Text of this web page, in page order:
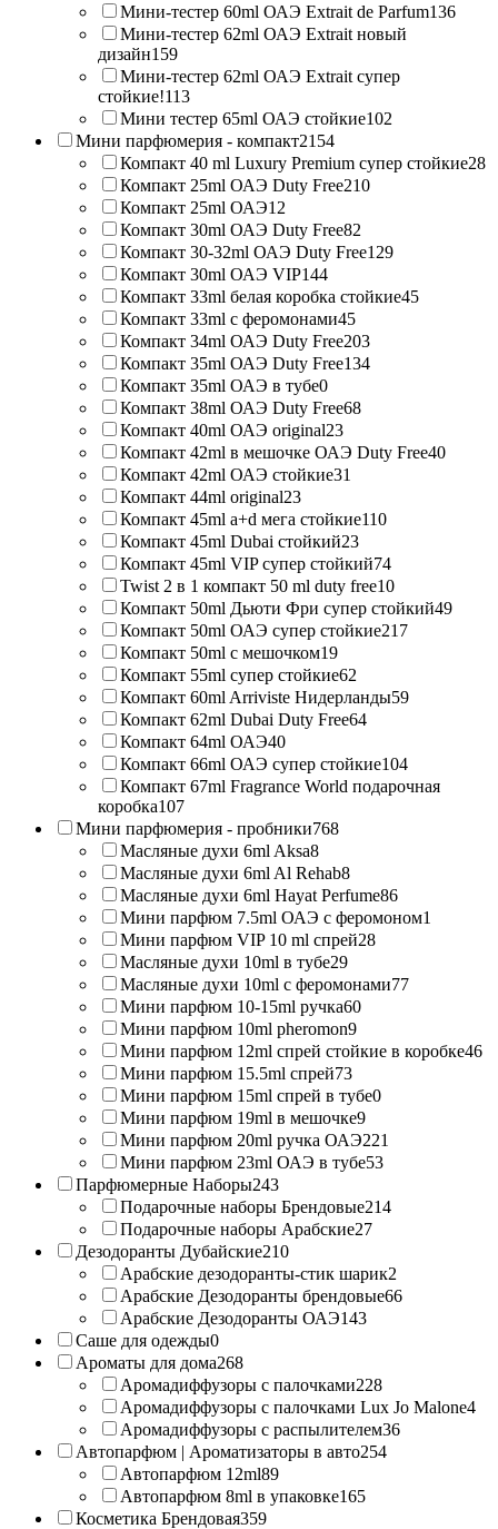
Мини-тестер 60ml ОАЭ Extrait de Parfum136
Мини-тестер 62ml ОАЭ Extrait новый
дизайн159
Мини-тестер 62ml ОАЭ Extrait супер
стойкие!113
Мини тестер 65ml ОАЭ стойкие102
Мини парфюмерия - компакт2154
Компакт 40 ml Luxury Premium супер стойкие28
Компакт 25ml ОАЭ Duty Free210
Компакт 25ml ОАЭ12
Компакт 30ml ОАЭ Duty Free82
Компакт 30-32ml ОАЭ Duty Free129
Компакт 30ml ОАЭ VIP144
Компакт 33ml белая коробка стойкие45
Компакт 33ml с феромонами45
Компакт 34ml ОАЭ Duty Free203
Компакт 35ml ОАЭ Duty Free134
Компакт 35ml ОАЭ в тубе0
Компакт 38ml ОАЭ Duty Free68
Компакт 40ml ОАЭ original23
Компакт 42ml в мешочке ОАЭ Duty Free40
Компакт 42ml ОАЭ стойкие31
Компакт 44ml original23
Компакт 45ml a+d мега стойкие110
Компакт 45ml Dubai стойкий23
Компакт 45ml VIP супер стойкий74
Twist 2 в 1 компакт 50 ml duty free10
Компакт 50ml Дьюти Фри супер стойкий49
Компакт 50ml ОАЭ супер стойкие217
Компакт 50ml с мешочком19
Компакт 55ml супер стойкие62
Компакт 60ml Arriviste Нидерланды59
Компакт 62ml Dubai Duty Free64
Компакт 64ml ОАЭ40
Компакт 66ml ОАЭ супер стойкие104
Компакт 67ml Fragrance World подарочная
коробка107
Мини парфюмерия - пробники768
Масляные духи 6ml Aksa8
Масляные духи 6ml Al Rehab8
Масляные духи 6ml Hayat Perfume86
Мини парфюм 7.5ml ОАЭ с феромоном1
Мини парфюм VIP 10 ml спрей28
Масляные духи 10ml в тубе29
Масляные духи 10ml с феромонами77
Мини парфюм 10-15ml ручка60
Мини парфюм 10ml pheromon9
Мини парфюм 12ml спрей стойкие в коробке46
Мини парфюм 15.5ml спрей73
Мини парфюм 15ml спрей в тубе0
Мини парфюм 19ml в мешочке9
Мини парфюм 20ml ручка ОАЭ221
Мини парфюм 23ml ОАЭ в тубе53
Парфюмерные Наборы243
Подарочные наборы Брендовые214
Подарочные наборы Арабские27
Дезодоранты Дубайские210
Арабские дезодоранты-стик шарик2
Арабские Дезодоранты брендовые66
Арабские Дезодоранты ОАЭ143
Саше для одежды0
Ароматы для дома268
Аромадиффузоры с палочками228
Аромадиффузоры с палочками Lux Jo Malone4
Аромадиффузоры с распылителем36
Автопарфюм | Ароматизаторы в авто254
Автопарфюм 12ml89
Автопарфюм 8ml в упаковке165
Косметика Брендовая359